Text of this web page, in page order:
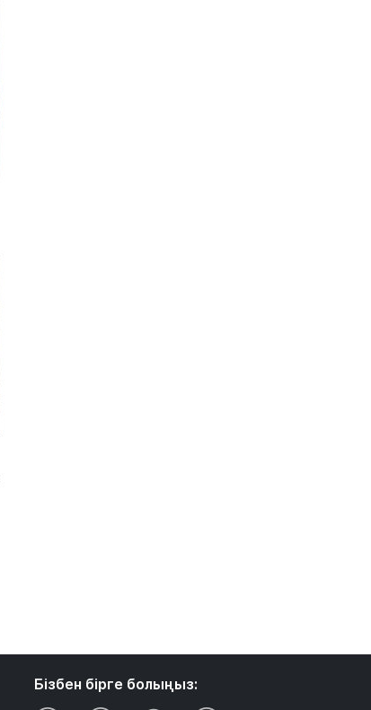
Бізбен бірге болыңыз: